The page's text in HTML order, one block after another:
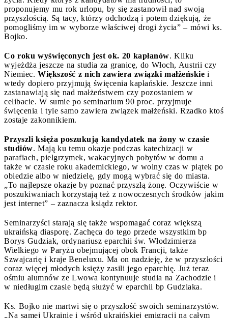
proponujemy mu rok urlopu, by się zastanowił nad swoją
przyszłością. Są tacy, którzy odchodzą i potem dziękują, że
pomogliśmy im w wyborze właściwej drogi życia” – mówi ks.
Bojko.
Co roku wyświęconych jest ok. 20 kapłanów. Kilku
wyjeżdża jeszcze na studia za granicę, do Włoch, Austrii czy
Niemiec. Większość z nich zawiera związki małżeńskie i
wtedy dopiero przyjmują święcenia kapłańskie. Jeszcze inni
zastanawiają się nad małżeństwem czy pozostaniem w
celibacie. W sumie po seminarium 90 proc. przyjmuje
święcenia i tyle samo zawiera związek małżeński. Rzadko ktoś
zostaje zakonnikiem.
Przyszli księża poszukują kandydatek na żony w czasie
studiów. Mają ku temu okazje podczas katechizacji w
parafiach, pielgrzymek, wakacyjnych pobytów w domu a
także w czasie roku akademickiego, w wolny czas w piątek po
obiedzie albo w niedzielę, gdy mogą wybrać się do miasta.
„To najlepsze okazje by poznać przyszłą żonę. Oczywiście w
poszukiwaniach korzystają też z nowoczesnych środków jakim
jest internet” – zaznacza ksiądz rektor.
Seminarzyści starają się także wspomagać coraz większą
ukraińską diasporę. Zachęca do tego przede wszystkim bp
Borys Gudziak, ordynariusz eparchii św. Włodzimierza
Wielkiego w Paryżu obejmującej obok Francji, także
Szwajcarię i kraje Beneluxu. Ma on nadzieję, że w przyszłości
coraz więcej młodych księży zasili jego eparchię. Już teraz
ośmiu alumnów ze Lwowa kontynuuje studia na Zachodzie i
w niedługim czasie będą służyć w eparchii bp Gudziaka.
Ks. Bojko nie martwi się o przyszłość swoich seminarzystów.
„Na samej Ukrainie i wśród ukraińskiej emigracji na całym